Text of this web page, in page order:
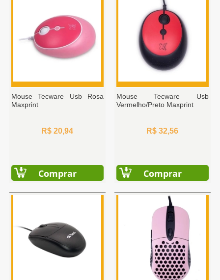
Mouse Tecware Usb Rosa
Maxprint
R$ 20,94
Comprar
Mouse Tecware Usb
Vermelho/Preto Maxprint
R$ 32,56
Comprar